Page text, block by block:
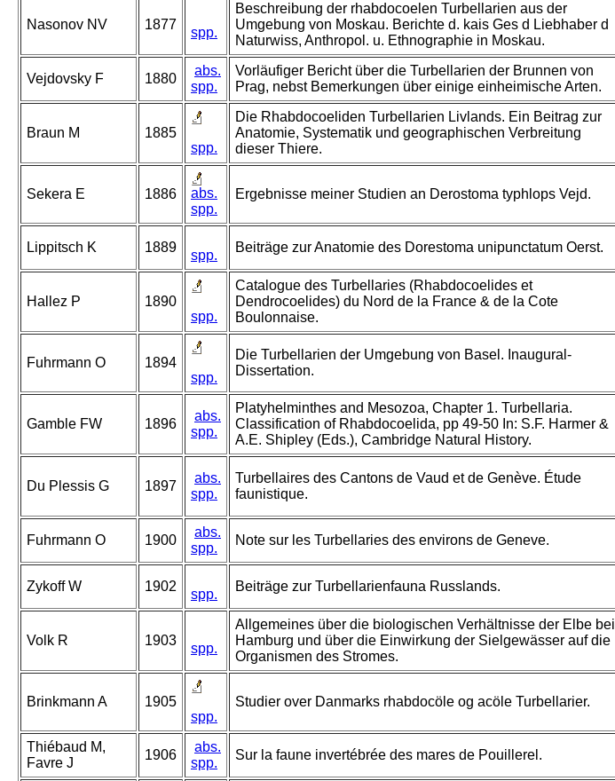
Nasonov NV 1877
spp.
Beschreibung der rhabdocoelen Turbellarien aus der
Umgebung von Moskau. Berichte d. kais Ges d Liebhaber d
Naturwiss, Anthropol. u. Ethnographie in Moskau.
Vejdovsky F 1880
abs.
spp.
Vorläufiger Bericht über die Turbellarien der Brunnen von
Prag, nebst Bemerkungen über einige einheimische Arten.
Braun M
1885
spp.
Die Rhabdocoeliden Turbellarien Livlands. Ein Beitrag zur
Anatomie, Systematik und geographischen Verbreitung
dieser Thiere.
Sekera E 1886
abs.
spp.
Ergebnisse meiner Studien an Derostoma typhlops Vejd.
Lippitsch K 1889
spp.
Beiträge zur Anatomie des Dorestoma unipunctatum Oerst.
Hallez P
1890
spp.
Catalogue des Turbellaries (Rhabdocoelides et
Dendrocoelides) du Nord de la France & de la Cote
Boulonnaise.
Fuhrmann O
1894
spp.
Die Turbellarien der Umgebung von Basel. Inaugural-
Dissertation.
Gamble FW 1896
abs.
spp.
Platyhelminthes and Mesozoa, Chapter 1. Turbellaria.
Classification of Rhabdocoelida, pp 49-50 In: S.F. Harmer &
A.E. Shipley (Eds.), Cambridge Natural History.
Du Plessis G 1897
abs.
spp.
Turbellaires des Cantons de Vaud et de Genève. Étude
faunistique.
Fuhrmann O 1900
abs.
spp.
Note sur les Turbellaries des environs de Geneve.
Zykoff W 1902
spp.
Beiträge zur Turbellarienfauna Russlands.
Volk R 1903
spp.
Allgemeines über die biologischen Verhältnisse der Elbe bei
Hamburg und über die Einwirkung der Sielgewässer auf die
Organismen des Stromes.
Brinkmann A
1905
spp.
Studier over Danmarks rhabdocöle og acöle Turbellarier.
Thiébaud M,
Favre J
1906
abs.
spp.
Sur la faune invertébrée des mares de Pouillerel.